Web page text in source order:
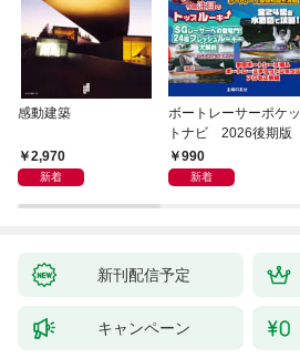
感動建築
2,970
新着
ボートレーサーポケッ
トナビ 2026後期版
990
新着
新刊配信予定
キャンペーン